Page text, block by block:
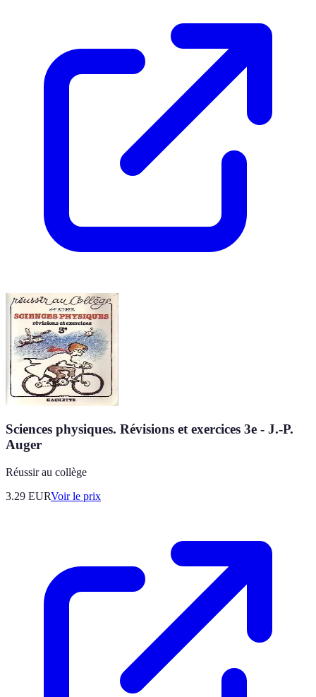
Sciences physiques. Révisions et exercices 3e - J.-P.
Auger
Réussir au collège
3.29 EURVoir le prix